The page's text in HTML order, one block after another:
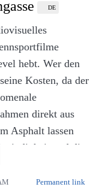
Wendung wirkt
zu konstruiert.
die vermeintlich
andere als
herausragenden
gelungene
und
Insgesamt
Bewertung von
DE
hebt. Wer den
Kosten, da der
direkt aus
Asphalt lassen
und die
am eigenen
visuelle Wucht
Permanent link